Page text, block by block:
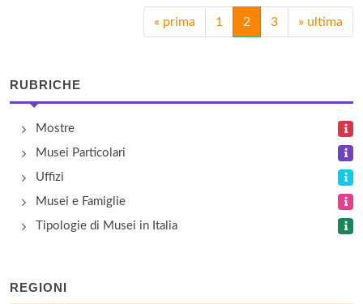
« prima 1 2 3 » ultima
RUBRICHE
Mostre
Musei Particolari
Uffizi
Musei e Famiglie
Tipologie di Musei in Italia
REGIONI